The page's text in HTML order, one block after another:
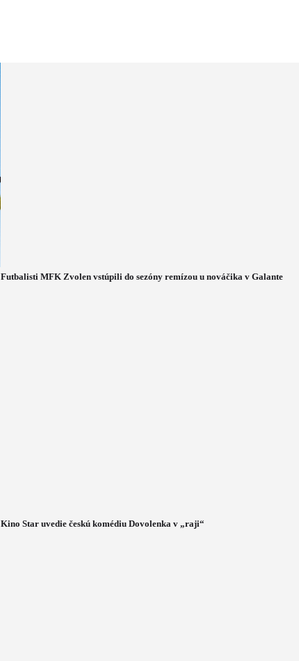
Futbalisti MFK Zvolen vstúpili do sezóny remízou u nováčika v Galante
Kino Star uvedie českú komédiu Dovolenka v „raji“